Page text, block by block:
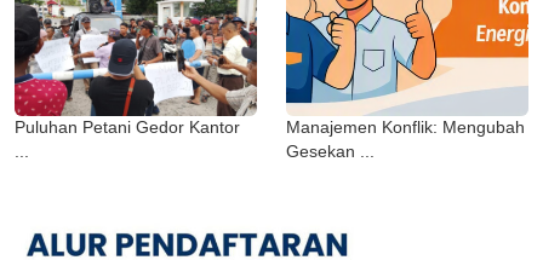
Puluhan Petani Gedor Kantor
Manajemen Konflik: Mengubah
Gesekan ...